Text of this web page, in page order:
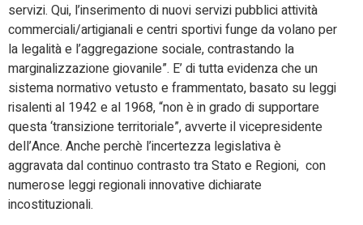
servizi. Qui, l’inserimento di nuovi servizi pubblici attività
commerciali/artigianali e centri sportivi funge da volano per
la legalità e l’aggregazione sociale, contrastando la
marginalizzazione giovanile”. E’ di tutta evidenza che un
sistema normativo vetusto e frammentato, basato su leggi
risalenti al 1942 e al 1968, “non è in grado di supportare
questa ‘transizione territoriale”, avverte il vicepresidente
dell’Ance. Anche perchè l’incertezza legislativa è
aggravata dal continuo contrasto tra Stato e Regioni, con
numerose leggi regionali innovative dichiarate
incostituzionali.